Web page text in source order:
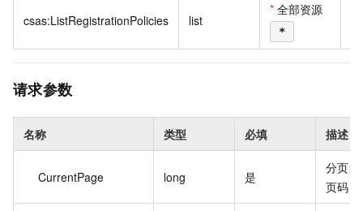
csas:ListRegistrationPolicies list
* 全部资源
*
请求参数
名称 类型 必填 描述
CurrentPage long 是
分页
页码